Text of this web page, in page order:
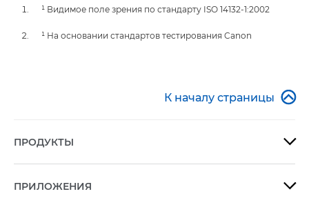
¹ Видимое поле зрения по стандарту ISO 14132-1:2002
¹ На основании стандартов тестирования Canon
К началу страницы 
ПРОДУКТЫ 
ПРИЛОЖЕНИЯ 